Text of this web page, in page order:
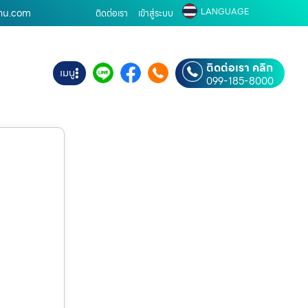
น.com ติดต่อเรา เข้าสู่ระบบ LANGUAGE
เมนู ติดต่อเรา คลิก
099-185-8000